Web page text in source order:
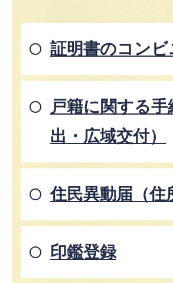
証明書のコン
戸籍に関する
出・広域交付）
住民異動届（住
印鑑登録